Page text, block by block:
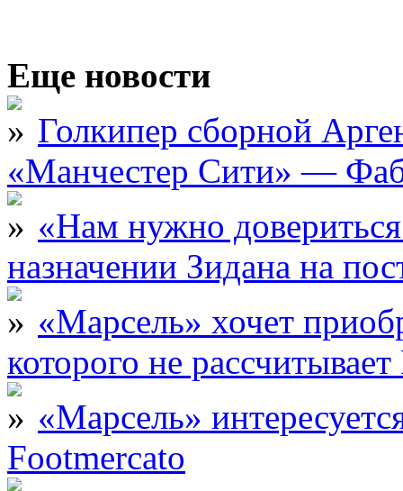
Еще новости
Голкипер сборной
«Манчестер Сити» —
«Нам нужно
назначении Зидана на
«Марсель» хочет
которого не
«Марсель»
Footmercato